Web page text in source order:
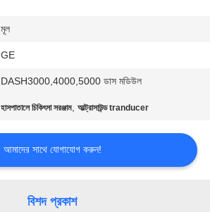
মূল
GE
DASH3000,4000,5000 ডাস মডিউল
হাসপাতালে চিকিৎসা সরঞ্জাম,আল্ট্রাসাউন্ড tranducer
আমাদের সাথে যোগাযোগ করুন!
বিশদ প্রকাশ